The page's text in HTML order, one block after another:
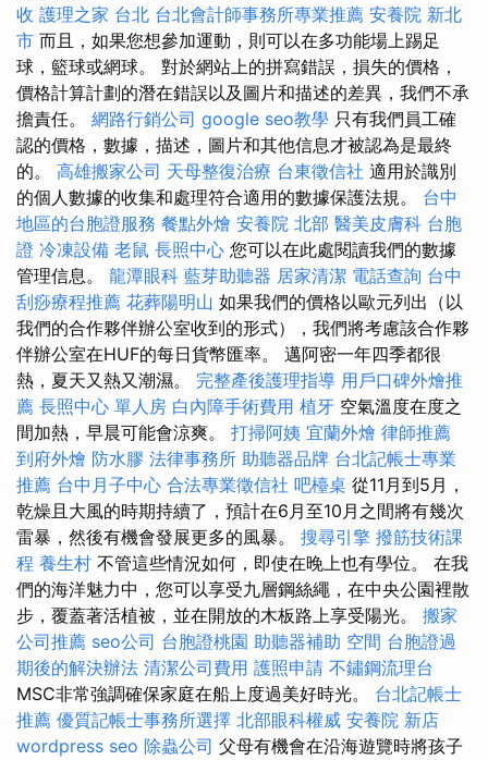
收 護理之家 台北 台北會計師事務所專業推薦 安養院 新北
市 而且，如果您想參加運動，則可以在多功能場上踢足
球，籃球或網球。 對於網站上的拼寫錯誤，損失的價格，
價格計算計劃的潛在錯誤以及圖片和描述的差異，我們不承
擔責任。 網路行銷公司 google seo教學 只有我們員工確
認的價格，數據，描述，圖片和其他信息才被認為是最終
的。 高雄搬家公司 天母整復治療 台東徵信社 適用於識別
的個人數據的收集和處理符合適用的數據保護法規。 台中
地區的台胞證服務 餐點外燴 安養院 北部 醫美皮膚科 台胞
證 冷凍設備 老鼠 長照中心 您可以在此處閱讀我們的數據
管理信息。 龍潭眼科 藍芽助聽器 居家清潔 電話查詢 台中
刮痧療程推薦 花葬陽明山 如果我們的價格以歐元列出（以
我們的合作夥伴辦公室收到的形式），我們將考慮該合作夥
伴辦公室在HUF的每日貨幣匯率。 邁阿密一年四季都很
熱，夏天又熱又潮濕。 完整產後護理指導 用戶口碑外燴推
薦 長照中心 單人房 白內障手術費用 植牙 空氣溫度在度之
間加熱，早晨可能會涼爽。 打掃阿姨 宜蘭外燴 律師推薦
到府外燴 防水膠 法律事務所 助聽器品牌 台北記帳士專業
推薦 台中月子中心 合法專業徵信社 吧檯桌 從11月到5月，
乾燥且大風的時期持續了，預計在6月至10月之間將有幾次
雷暴，然後有機會發展更多的風暴。 搜尋引擎 撥筋技術課
程 養生村 不管這些情況如何，即使在晚上也有學位。 在我
們的海洋魅力中，您可以享受九層鋼絲繩，在中央公園裡散
步，覆蓋著活植被，並在開放的木板路上享受陽光。 搬家
公司推薦 seo公司 台胞證桃園 助聽器補助 空間 台胞證過
期後的解決辦法 清潔公司費用 護照申請 不鏽鋼流理台
MSC非常強調確保家庭在船上度過美好時光。 台北記帳士
推薦 優質記帳士事務所選擇 北部眼科權威 安養院 新店
wordpress seo 除蟲公司 父母有機會在沿海遊覽時將孩子